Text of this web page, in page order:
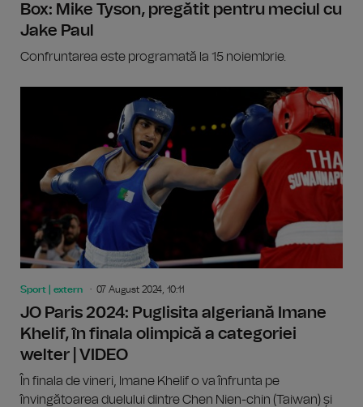
Box: Mike Tyson, pregătit pentru meciul cu
Jake Paul
Confruntarea este programată la 15 noiembrie.
Sport | extern 07 August 2024, 10:11
JO Paris 2024: Puglisita algeriană Imane
Khelif, în finala olimpică a categoriei
welter | VIDEO
În finala de vineri, Imane Khelif o va înfrunta pe
învingătoarea duelului dintre Chen Nien-chin (Taiwan) și